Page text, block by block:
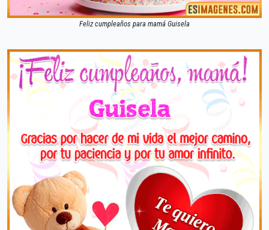
Feliz cumpleaños para mamá Guisela